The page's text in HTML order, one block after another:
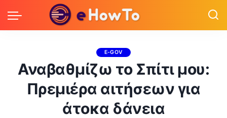
E-GOV
Αναβαθμίζω το Σπίτι μου:
Πρεμιέρα αιτήσεων για
άτοκα δάνεια